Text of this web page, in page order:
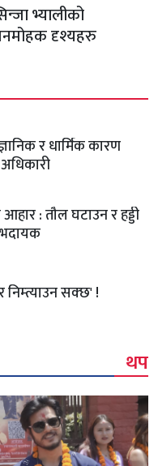
भ्यालीको
दृश्यहरु
र धार्मिक कारण
: तौल घटाउन र हड्डी
निम्त्याउन सक्छ' !
थप